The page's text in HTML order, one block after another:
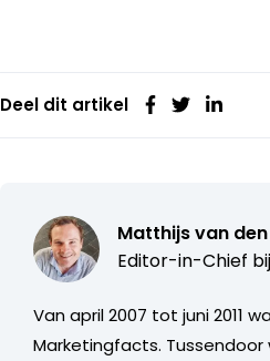
Deel dit artikel
Matthijs van
Editor-in-Chief bij
Van april 2007 tot juni 2011
Marketingfacts. Tussendoor